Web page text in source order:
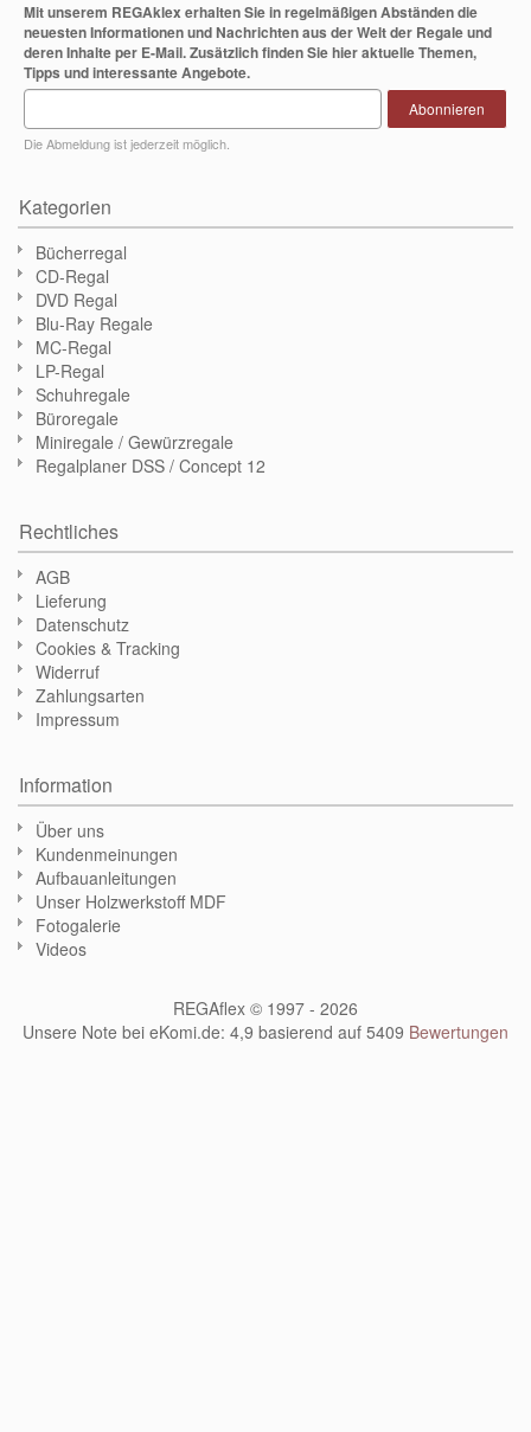
Mit unserem REGAklex erhalten Sie in regelmäßigen Abständen die
neuesten Informationen und Nachrichten aus der Welt der Regale und
deren Inhalte per E-Mail. Zusätzlich finden Sie hier aktuelle Themen,
Tipps und interessante Angebote.
Die Abmeldung ist jederzeit möglich.
Abonnieren
Kategorien
Bücherregal
CD-Regal
DVD Regal
Blu-Ray Regale
MC-Regal
LP-Regal
Schuhregale
Büroregale
Miniregale / Gewürzregale
Regalplaner DSS / Concept 12
Rechtliches
AGB
Lieferung
Datenschutz
Cookies & Tracking
Widerruf
Zahlungsarten
Impressum
Information
Über uns
Kundenmeinungen
Aufbauanleitungen
Unser Holzwerkstoff MDF
Fotogalerie
Videos
REGAflex © 1997 - 2026
Unsere Note bei eKomi.de: 4,9 basierend auf 5409 Bewertungen